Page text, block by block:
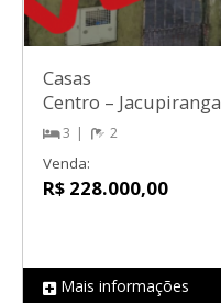
REF 86
Casas
Centro – Jacupiranga
3 2
Venda:
R$ 228.000,00
Mais informações